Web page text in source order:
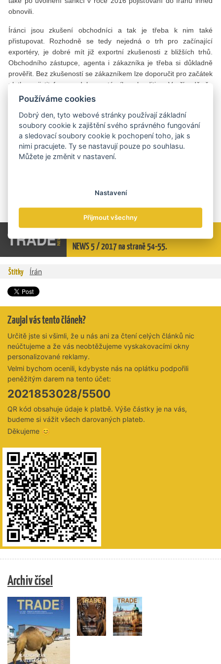
obnovili.
Íránci jsou zkušení obchodníci a tak je třeba k nim také
přistupovat. Rozhodně se tedy nejedná o trh pro začínající
exportéry, je dobré mít již exportní zkušenosti z bližších trhů.
Obchodního zástupce, agenta i zákazníka je třeba si důkladně
prověřit. Bez zkušeností se zákazníkem lze doporučit pro začátek
platbu zajistit formou dokumentárního akreditivu. V případě, že
íránský partner požaduje odklad platby (faktura s odloženou
EGAPem. Prověříme platební schopnost zákazníka, případně
navrhneme další možnosti zajištění. V případě větších částek či
delších splatností doporučujeme do transakce též zapojit
íránskou banku zákazníka. Nezapomeňte ale, že v některých
oblastech sankce stále platí a je třeba s nimi počítat
Foto: archiv Wikov Industry
Celý článek si přečtěte v tištěné verzi TRADE
NEWS 5 / 2017 na straně 54-55.
Štítky Írán
Zaujal vás tento článek?
Určitě jste si všimli, že u nás ani za čtení celých článků nic
neúčtujeme a že vás neobtěžujeme vyskakovacími okny
personalizované reklamy.
Velmi bychom ocenili, kdybyste nás na oplátku podpořili
peněžitým darem na tento účet:
2021853028/5500
QR kód obsahuje údaje k platbě. Výše částky je na vás,
budeme si vážit všech darovaných plateb.
Děkujeme 😊
Archiv čísel
Používáme cookies
Dobrý den, tyto webové stránky používají základní
soubory cookie k zajištění svého správného fungování
a sledovací soubory cookie k pochopení toho, jak s
nimi pracujete. Ty se nastavují pouze po souhlasu.
Můžete je změnit v nastavení.
Nastavení
Přijmout všechny